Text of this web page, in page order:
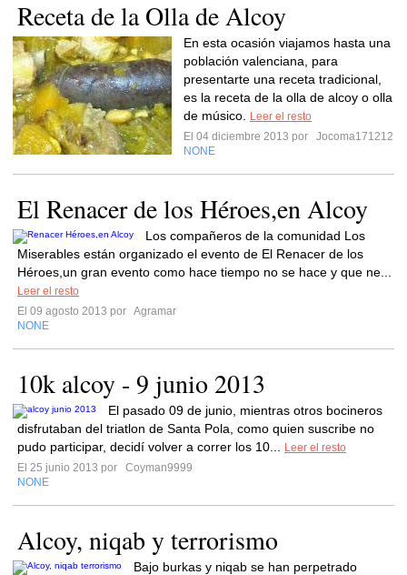
Receta de la Olla de Alcoy
En esta ocasión viajamos hasta una
población valenciana, para
presentarte una receta tradicional,
es la receta de la olla de alcoy o olla
de músico.
Leer el resto
El 04 diciembre 2013 por
Jocoma171212
NONE
El Renacer de los Héroes,en Alcoy
Los compañeros de la comunidad Los
Miserables están organizado el evento de El Renacer de los
Héroes,un gran evento como hace tiempo no se hace y que ne...
Leer el resto
El 09 agosto 2013 por Agramar
NONE
10k alcoy - 9 junio 2013
El pasado 09 de junio, mientras otros bocineros
disfrutaban del triatlon de Santa Pola, como quien suscribe no
pudo participar, decidí volver a correr los 10...
Leer el resto
El 25 junio 2013 por
Coyman9999
NONE
Alcoy, niqab y terrorismo
Bajo burkas y niqab se han perpetrado